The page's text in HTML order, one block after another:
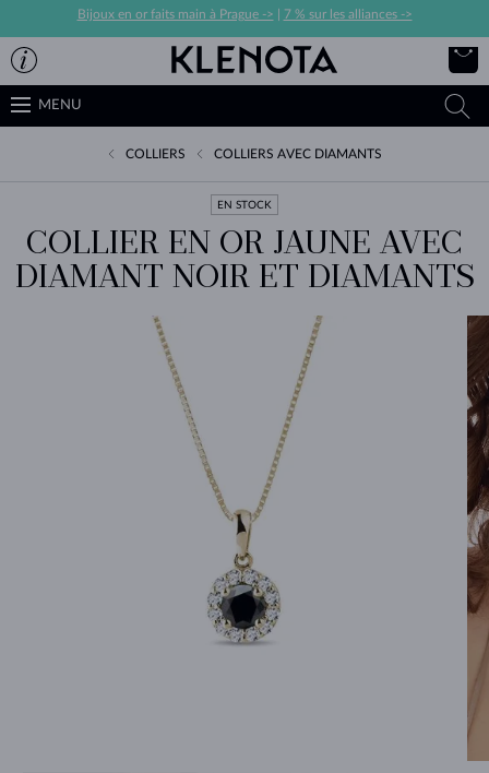
Bijoux en or faits main à Prague -> 7 % sur les alliances ->
MENU
COLLIERS COLLIERS AVEC DIAMANTS
EN STOCK
COLLIER EN OR JAUNE AVEC
DIAMANT NOIR ET DIAMANTS